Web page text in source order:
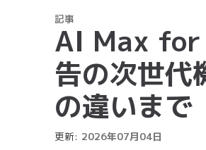
記事
AI Max for
告の次世代
の違いまで
更新: 2026年07月04日